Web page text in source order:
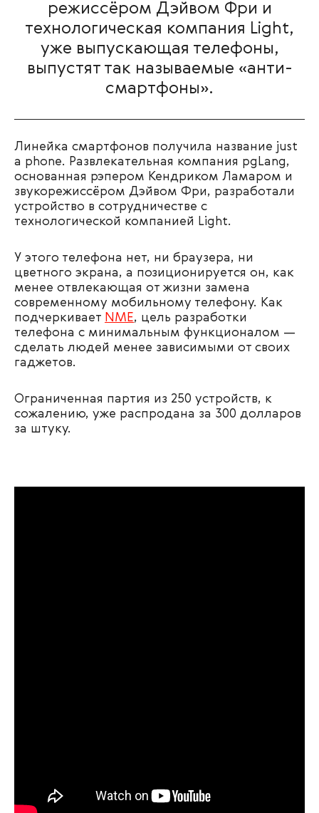
режиссёром Дэйвом Фри и
технологическая компания Light,
уже выпускающая телефоны,
выпустят так называемые «анти-
смартфоны».
Линейка смартфонов получила название just
a phone. Развлекательная компания pgLang,
основанная рэпером Кендриком Ламаром и
звукорежиссёром Дэйвом Фри, разработали
устройство в сотрудничестве с
технологической компанией Light.
У этого телефона нет, ни браузера, ни
цветного экрана, а позиционируется он, как
менее отвлекающая от жизни замена
современному мобильному телефону. Как
подчеркивает NME, цель разработки
телефона с минимальным функционалом —
сделать людей менее зависимыми от своих
гаджетов.
Ограниченная партия из 250 устройств, к
сожалению, уже распродана за 300 долларов
за штуку.